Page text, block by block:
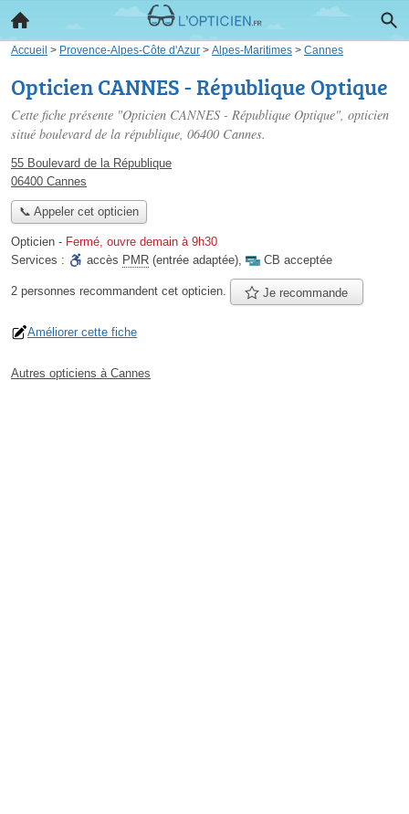
Accueil > Provence-Alpes-Côte d'Azur > Alpes-Maritimes > Cannes
Opticien CANNES - République Optique
Cette fiche présente "Opticien CANNES - République Optique", opticien
situé boulevard de la république, 06400 Cannes.
55 Boulevard de la République
06400 Cannes
📞 Appeler cet opticien
Opticien - Fermé, ouvre demain à 9h30
Services :
accès PMR (entrée adaptée), CB acceptée
2 personnes recommandent cet opticien. Je recommande
Améliorer cette fiche
Autres opticiens à Cannes